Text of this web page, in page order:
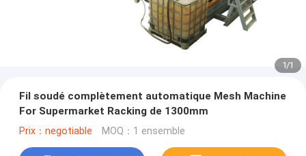
1/1
Fil soudé complètement automatique Mesh Machine
For Supermarket Racking de 1300mm
Prix：negotiable MOQ：1 ensemble